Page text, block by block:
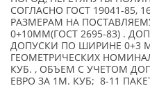
СОГЛАСНО ГОСТ 19041-85,
РАЗМЕРАМ НА
0+10ММ(ГОСТ 2695-83) .
ДОПУСКИ ПО ШИРИНЕ 0+3
ГЕОМЕТРИЧЕСКИХ
КУБ. , ОБЪЕМ С УЧЕТОМ
ЕВРО ЗА 1М. КУБ; 8-11